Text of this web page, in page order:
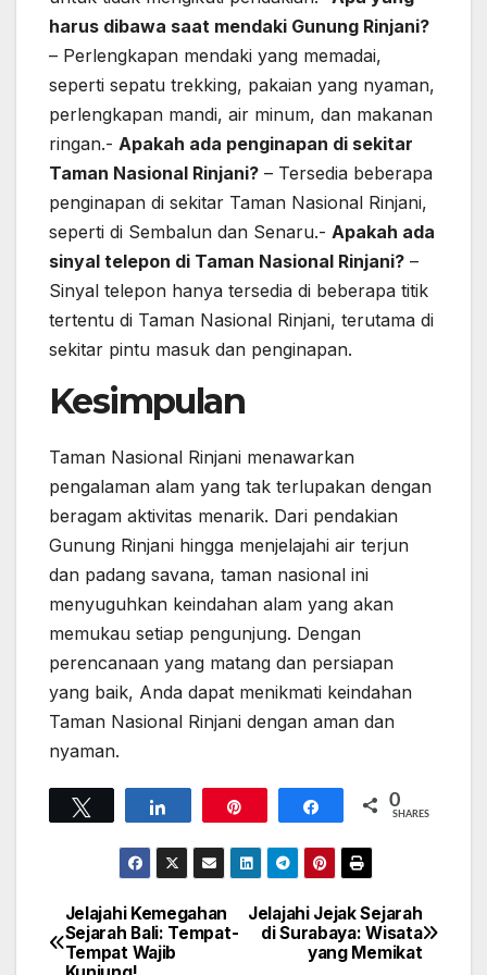
harus dibawa saat mendaki Gunung Rinjani?
– Perlengkapan mendaki yang memadai,
seperti sepatu trekking, pakaian yang nyaman,
perlengkapan mandi, air minum, dan makanan
ringan.- Apakah ada penginapan di sekitar
Taman Nasional Rinjani? – Tersedia beberapa
penginapan di sekitar Taman Nasional Rinjani,
seperti di Sembalun dan Senaru.- Apakah ada
sinyal telepon di Taman Nasional Rinjani? –
Sinyal telepon hanya tersedia di beberapa titik
tertentu di Taman Nasional Rinjani, terutama di
sekitar pintu masuk dan penginapan.
Kesimpulan
Taman Nasional Rinjani menawarkan
pengalaman alam yang tak terlupakan dengan
beragam aktivitas menarik. Dari pendakian
Gunung Rinjani hingga menjelajahi air terjun
dan padang savana, taman nasional ini
menyuguhkan keindahan alam yang akan
memukau setiap pengunjung. Dengan
perencanaan yang matang dan persiapan
yang baik, Anda dapat menikmati keindahan
Taman Nasional Rinjani dengan aman dan
nyaman.
Share 0
SHARES
Navigasi
Jelajahi Jejak Sejarah
di Surabaya: Wisata
yang Memikat
Jelajahi Kemegahan
Sejarah Bali: Tempat-
Tempat Wajib